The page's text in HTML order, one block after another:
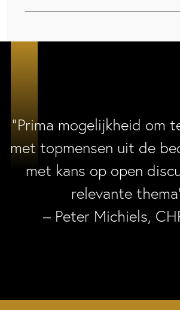
“Prima mogelijkheid om
met topmensen uit de
met kans op open
relevante
– Peter Michiels,